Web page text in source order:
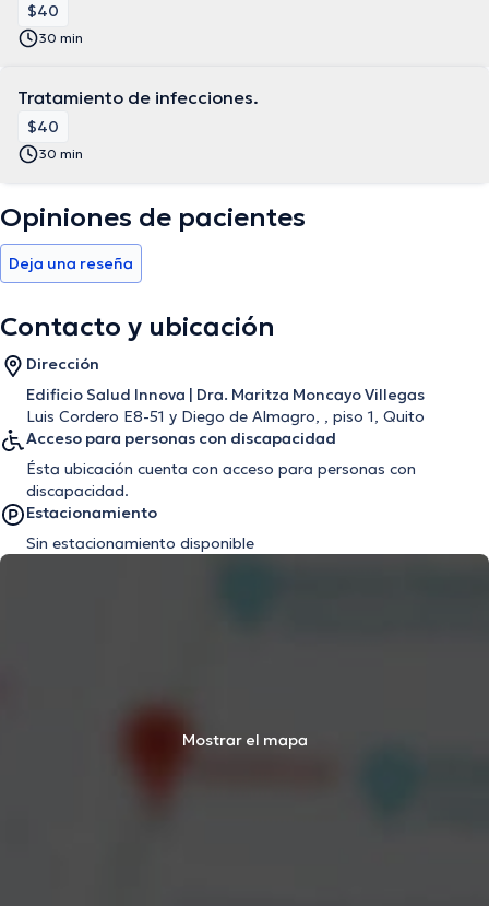
$40
30 min
Tratamiento de infecciones.
$40
30 min
Opiniones de pacientes
Deja una reseña
Contacto y ubicación
Dirección
Edificio Salud Innova | Dra. Maritza Moncayo Villegas
Luis Cordero E8-51 y Diego de Almagro, , piso 1, Quito
Acceso para personas con discapacidad
Ésta ubicación cuenta con acceso para personas con
discapacidad.
Estacionamiento
Sin estacionamiento disponible
Mostrar el mapa